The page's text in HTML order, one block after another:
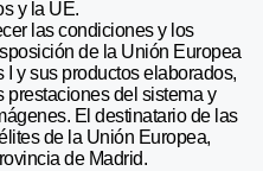
y la UE.
las condiciones y los
de la Unión Europea
y sus productos elaborados,
prestaciones del sistema y
El destinatario de las
de la Unión Europea,
de Madrid.